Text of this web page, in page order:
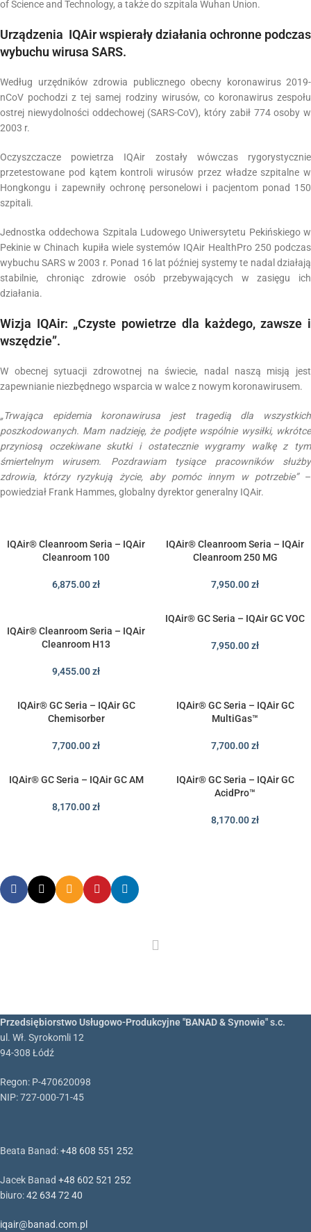
of Science and Technology, a także do szpitala Wuhan Union.
Urządzenia IQAir wspierały działania ochronne podczas
wybuchu wirusa SARS.
Według urzędników zdrowia publicznego obecny koronawirus 2019-
nCoV pochodzi z tej samej rodziny wirusów, co koronawirus zespołu
ostrej niewydolności oddechowej (SARS-CoV), który zabił 774 osoby w
2003 r.
Oczyszczacze powietrza IQAir zostały wówczas rygorystycznie
przetestowane pod kątem kontroli wirusów przez władze szpitalne w
Hongkongu i zapewniły ochronę personelowi i pacjentom ponad 150
szpitali.
Jednostka oddechowa Szpitala Ludowego Uniwersytetu Pekińskiego w
Pekinie w Chinach kupiła wiele systemów IQAir HealthPro 250 podczas
wybuchu SARS w 2003 r. Ponad 16 lat później systemy te nadal działają
stabilnie, chroniąc zdrowie osób przebywających w zasięgu ich
działania.
Wizja IQAir: „Czyste powietrze dla każdego, zawsze i
wszędzie”.
W obecnej sytuacji zdrowotnej na świecie, nadal naszą misją jest
zapewnianie niezbędnego wsparcia w walce z nowym koronawirusem.
„Trwająca epidemia koronawirusa jest tragedią dla wszystkich
poszkodowanych. Mam nadzieję, że podjęte wspólnie wysiłki, wkrótce
przyniosą oczekiwane skutki i ostatecznie wygramy walkę z tym
śmiertelnym wirusem. Pozdrawiam tysiące pracowników służby
zdrowia, którzy ryzykują życie, aby pomóc innym w potrzebie”–
powiedział Frank Hammes, globalny dyrektor generalny IQAir.
IQAir® Cleanroom Seria – IQAir
Cleanroom 100
6,875.00zł
IQAir® Cleanroom Seria – IQAir
Cleanroom 250 MG
7,950.00zł
IQAir® Cleanroom Seria – IQAir
Cleanroom H13
9,455.00zł
IQAir® GC Seria – IQAir GC VOC
7,950.00zł
IQAir® GC Seria – IQAir GC
Chemisorber
7,700.00zł
IQAir® GC Seria – IQAir GC
MultiGas™
7,700.00zł
IQAir® GC Seria – IQAir GC AM
8,170.00zł
IQAir® GC Seria – IQAir GC
AcidPro™
8,170.00zł
Przedsiębiorstwo Usługowo-Produkcyjne "BANAD & Synowie" s.c.
ul. Wł. Syrokomli 12
94-308 Łódź
Regon: P-470620098
NIP: 727-000-71-45
Beata Banad:+48 608 551 252
Jacek Banad +48 602 521 252
biuro:42 634 72 40
iqair@banad.com.pl